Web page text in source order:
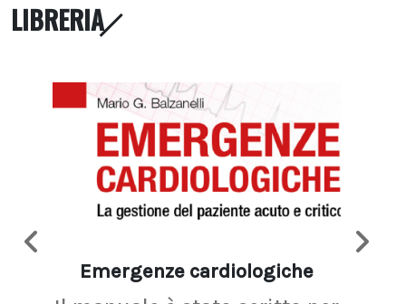
LIBRERIA
Emergenze cardiologiche